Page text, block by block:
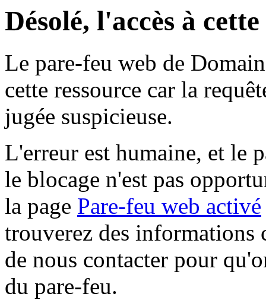
Désolé, l'accès à
Le pare-feu web de
cette ressource car la
jugée suspicieuse.
L'erreur est humaine, et le
le blocage n'est pas
la page Pare-feu web activé
trouverez des informations
de nous contacter pour
du pare-feu.